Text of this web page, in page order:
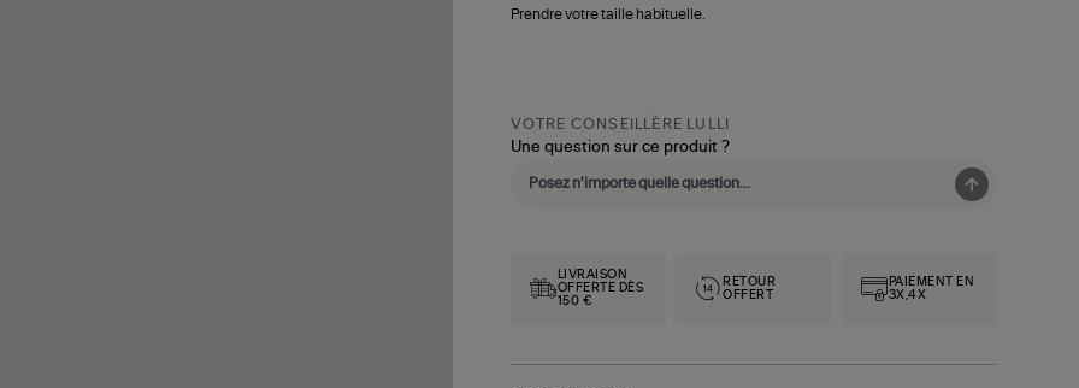
Prendre votre taille habituelle.
VOTRE CONSEILLÈRE LULLI
Une question sur ce produit ?
LIVRAISON
OFFERTE DÈS
150 €
RETOUR
OFFERT
PAIEMENT EN
3X,4X